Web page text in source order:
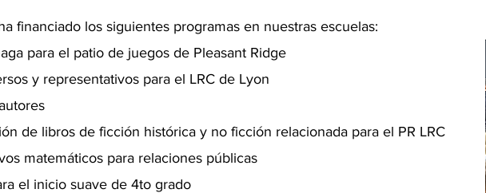
financiado los siguientes programas en nuestras escuelas:
para el patio de juegos de Pleasant Ridge
y representativos para el LRC de Lyon
de libros de ficción histórica y no ficción relacionada para el PR LRC
matemáticos para relaciones públicas
el inicio suave de 4to grado